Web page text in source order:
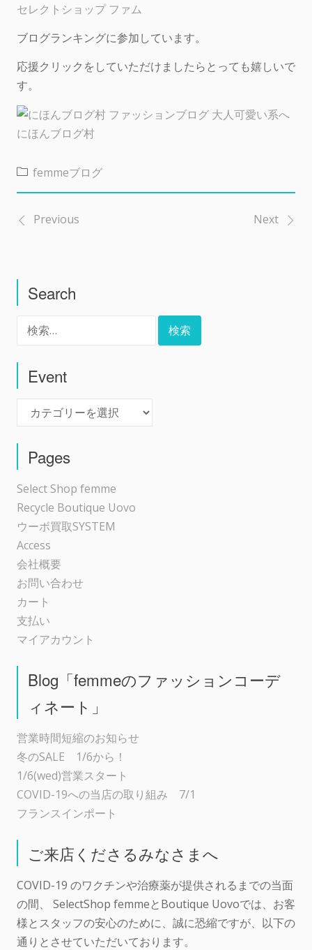
セレクトショップ ファム
ブログランキングに参加しています。
応援クリックをしていただけましたらとっても嬉しいで
す。
にほんブログ村
femmeブログ
投
ナ
ビ
ゲ
ー
シ
ョ
ン
Previous Next
Search
Event
Pages
Select Shop femme
Recycle Boutique Uovo
ウーボ買取SYSTEM
Access
会社概要
お問い合わせ
カート
支払い
マイアカウント
Blog「femmeのファッションコーデ
ィネート」
営業時間短縮のお知らせ
冬のSALE 1/6から！
1/6(wed)営業スタート
COVID-19への当店の取り組み 7/1
フランスインポート
ご来店くださるみなさまへ
COVID-19 のワクチンや治療薬が提供されるまでの当面
の間、 SelectShop femmeとBoutique Uovoでは、お客
様とスタッフの安心のために、誠に恐縮ですが、以下の
通りとさせていただいております。